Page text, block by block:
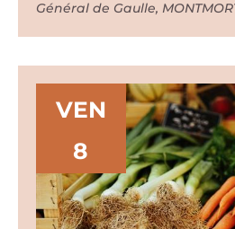
Général de Gaulle,
VEN
8